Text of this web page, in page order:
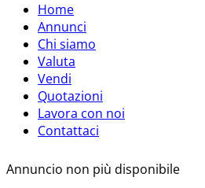
Home
Annunci
Chi siamo
Valuta
Vendi
Quotazioni
Lavora con noi
Contattaci
Annuncio non più disponibile